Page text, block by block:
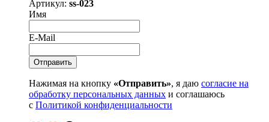
Артикул: ss-023
Имя
E-Mail
Нажимая на кнопку «Отправить», я даю согласие на
обработку персональных данных и соглашаюсь
с Политикой конфиденциальности